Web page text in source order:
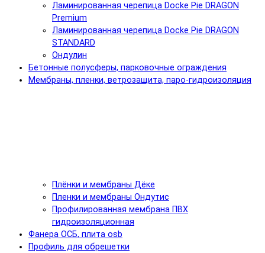
Ламинированная черепица Docke Pie DRAGON
Premium
Ламинированная черепица Docke Pie DRAGON
STANDARD
Ондулин
Бетонные полусферы, парковочные ограждения
Мембраны, пленки, ветрозащита, паро-гидроизоляция
Плёнки и мембраны Дёке
Пленки и мембраны Ондутис
Профилированная мембрана ПВХ
гидроизоляционная
Фанера ОСБ, плита osb
Профиль для обрешетки